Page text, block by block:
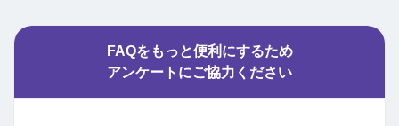
FAQをもっと便利にするため
アンケートにご協力ください